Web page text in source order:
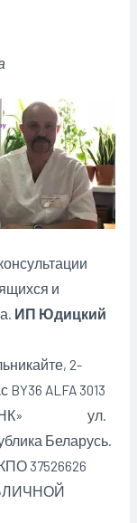
и
ИП Юдицкий
2-
3013
БАНК» ул.
Беларусь.
37526626